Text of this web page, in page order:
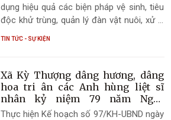
dụng hiệu quả các biện pháp vệ sinh, tiêu
độc khử trùng, quản lý đàn vật nuôi, xử lý
lớp tập huấn chuyên đề “Kỹ thuật chăn
nuôi lợn an toàn sinh học” với sự tham gia
của đông đảo cán bộ, hội viên nông dân
và các hộ chăn nuôi lợn trên địa bàn xã.
TIN TỨC - SỰ KIỆN
Xã Kỳ Thượng dâng hương, dâng
hoa tri ân các Anh hùng liệt sĩ
nhân kỷ niệm 79 năm Ngày
Thương binh - Liệt sĩ
Thực hiện Kế hoạch số 97/KH-UBND ngày